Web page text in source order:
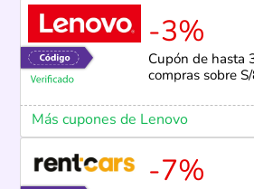
-3%
Cupón de hasta
compras sobre
Más cupones de Lenovo
-7%